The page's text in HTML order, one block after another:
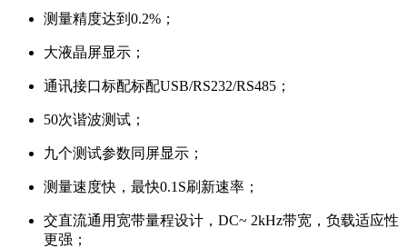
测量精度达到0.2%；
大液晶屏显示；
通讯接口标配标配USB/RS232/RS485；
50次谐波测试；
九个测试参数同屏显示；
测量速度快，最快0.1S刷新速率；
交直流通用宽带量程设计，DC~ 2kHz带宽，负载适应性
更强；